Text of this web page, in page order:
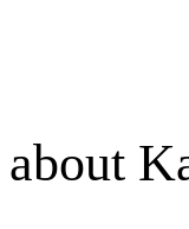
about